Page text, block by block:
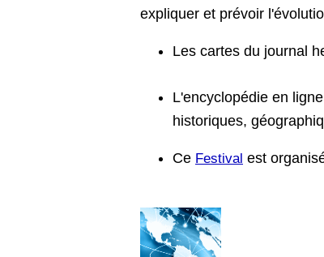
expliquer et prévoir
Les cartes du journal
L'encyclopédie en
historiques,
Ce Festival est